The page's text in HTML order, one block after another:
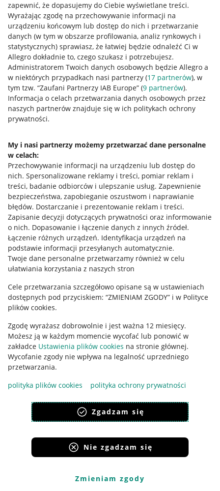
zapewnić, że dopasujemy do Ciebie wyświetlane treści.
Wyrażając zgodę na przechowywanie informacji na
urządzeniu końcowym lub dostęp do nich i przetwarzanie
danych (w tym w obszarze profilowania, analiz rynkowych i
statystycznych) sprawiasz, że łatwiej będzie odnaleźć Ci w
Allegro dokładnie to, czego szukasz i potrzebujesz.
Administratorem Twoich danych osobowych będzie Allegro a
w niektórych przypadkach nasi partnerzy (17 partnerów), w
tym tzw. “Zaufani Partnerzy IAB Europe” (9 partnerów).
Informacja o celach przetwarzania danych osobowych przez
naszych partnerów znajduje się w ich politykach ochrony
prywatności.
My i nasi partnerzy możemy przetwarzać dane personalne
w celach:
Przechowywanie informacji na urządzeniu lub dostęp do
nich. Spersonalizowane reklamy i treści, pomiar reklam i
treści, badanie odbiorców i ulepszanie usług. Zapewnienie
bezpieczeństwa, zapobieganie oszustwom i naprawianie
błędów. Dostarczanie i prezentowanie reklam i treści.
Zapisanie decyzji dotyczących prywatności oraz informowanie
o nich. Dopasowanie i łączenie danych z innych źródeł.
Łączenie różnych urządzeń. Identyfikacja urządzeń na
podstawie informacji przesyłanych automatycznie.
Twoje dane personalne przetwarzamy również w celu
ułatwiania korzystania z naszych stron
Cele przetwarzania szczegółowo opisane są w ustawieniach
dostępnych pod przyciskiem: “ZMIENIAM ZGODY” i w Polityce
plików cookies.
Zgodę wyrażasz dobrowolnie i jest ważna 12 miesięcy.
Możesz ją w każdym momencie wycofać lub ponowić w
zakładce Ustawienia plików cookies na stronie głównej.
Wycofanie zgody nie wpływa na legalność uprzedniego
przetwarzania.
polityka plików cookies
polityka ochrony prywatności
Zgadzam się
Nie zgadzam się
Zmieniam zgody
Przydatne informacje
Jak to działa
Allegro Gadane dla sprzedających
Allegro Gadane dla kupujących
Mapa miejscowości
Informacje prawne
Regulamin
Polityka plików "cookies"
Ustawienia plików "cookies"
Udostępnianie lokalizacji
Informacje dla Aktu o Usługach Cyfrowych
Pobierz aplikację
Korzystanie z serwisu oznacza akceptacjęregulaminu